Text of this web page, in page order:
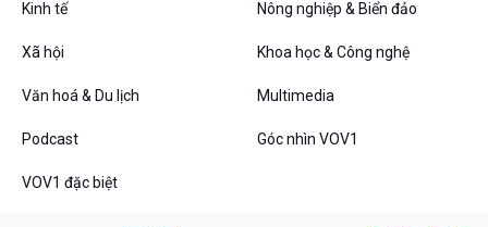
VOV1 đặc biệt
Chân dung cuộc sống
Các chương trình đặc biệt
Kinh tế Nông nghiệp & Biển đảo
Xã hội Khoa học & Công nghệ
Văn hoá & Du lịch Multimedia
Podcast Góc nhìn VOV1
VOV1 đặc biệt